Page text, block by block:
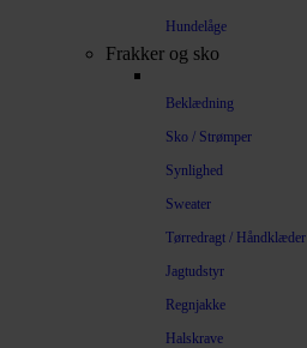
Hundelåge
Frakker og sko
Beklædning
Sko / Strømper
Synlighed
Sweater
Tørredragt / Håndklæder
Jagtudstyr
Regnjakke
Halskrave